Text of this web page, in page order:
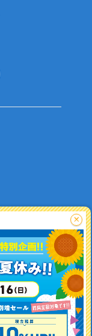
釣り情報を
投稿する
×